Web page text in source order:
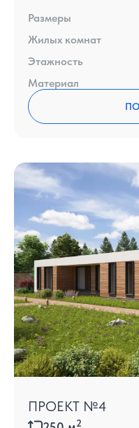
Размеры
Жилых комнат
Этажность
Материал
ПРОЕКТ №4
2